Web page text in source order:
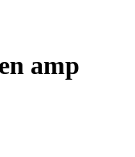
amp